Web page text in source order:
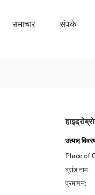
समाचार संपर्क
उत्पाद
Place of
ब्रांड नाम:
प्रमाणन: